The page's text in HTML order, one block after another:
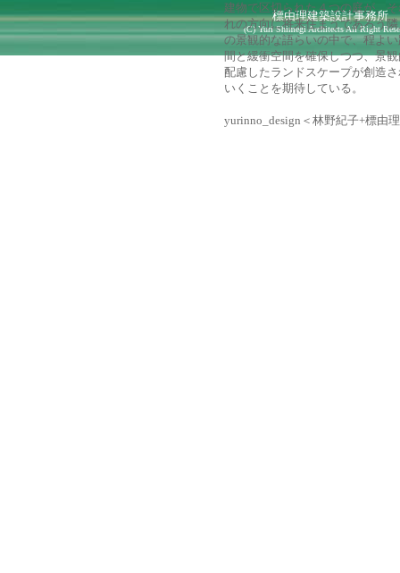
標由理建築設計事務所
(C)Yuri Shimegi Architects All Right
建物で区切られた４つの庭が、
れの方向に将来住まうであろう
の景観的な語らいの中で、程よ
間と緩衝空間を確保しつつ、景
配慮したランドスケープが創造
いくことを期待している。
yurinno_design＜林野紀子+標由